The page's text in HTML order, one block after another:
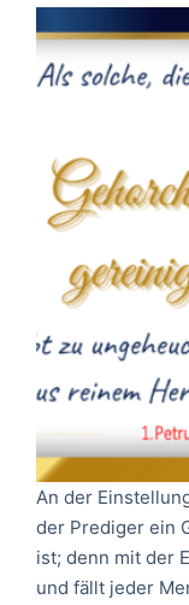
An der
der Prediger ein
ist; denn mit der
und fällt jeder